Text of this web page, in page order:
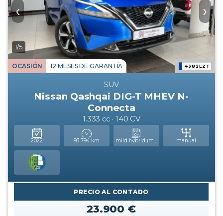
‹ ›
1/5
OCASIÓN 12 MESES DE GARANTÍA 4382LZT
SUV
Nissan Qashqai DIG-T MHEV N-
Connecta
1.333 cc · 140 CV
2022 93.794 km manual
PRECIO AL CONTADO
23.900 €